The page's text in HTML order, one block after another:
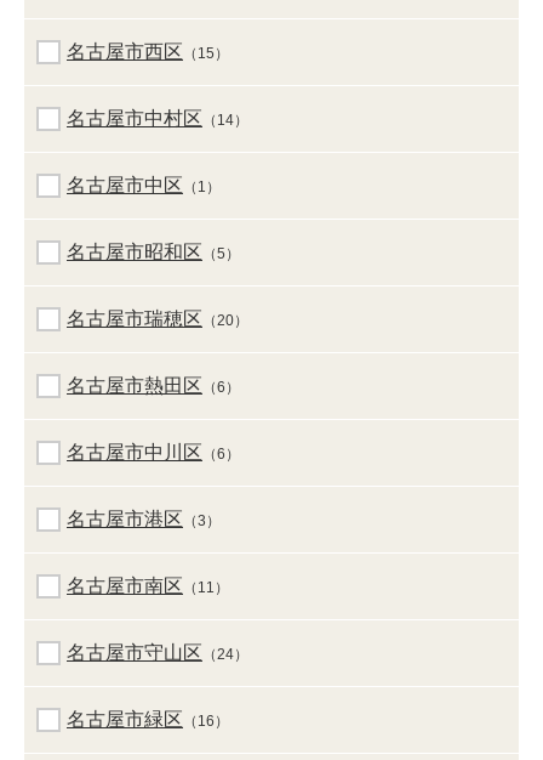
名古屋市西区 （15）
名古屋市中村区 （14）
名古屋市中区 （1）
名古屋市昭和区 （5）
名古屋市瑞穂区 （20）
名古屋市熱田区 （6）
名古屋市中川区 （6）
名古屋市港区 （3）
名古屋市南区 （11）
名古屋市守山区 （24）
名古屋市緑区 （16）